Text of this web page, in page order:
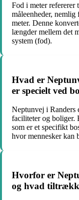
Fod i meter
måleenheder,
meter. Denne
længder mellem det
system (fod).
Hvad er
er specielt ved
Neptunvej i Randers
faciliteter og boliger.
som er et specifikt
hvor mennesker kan
Hvorfor er
og hvad